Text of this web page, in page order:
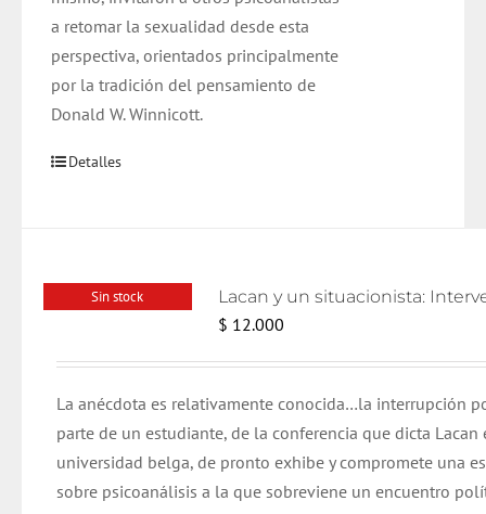
a retomar la sexualidad desde esta
perspectiva, orientados principalmente
por la tradición del pensamiento de
Donald W. Winnicott.
Detalles
Sin stock
$ 12.000
La anécdota es relativamente conocida…la interrupción
parte de un estudiante, de la conferencia que dicta Lacan
universidad belga, de pronto exhibe y compromete una
sobre psicoanálisis a la que sobreviene un encuentro